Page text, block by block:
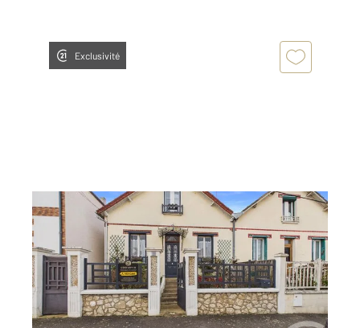
Exclusivité
CHARTRES 28
80 m
, 4 pièces
Ref : 27451
Maison à vendre
203 000 €